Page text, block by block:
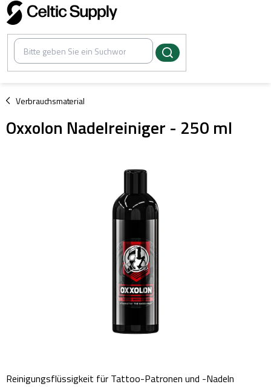
Zum
Inhalt
springen
Verbrauchsmaterial
/
Oxxolon Nadelreiniger - 250 ml
Reinigungsflüssigkeit für Tattoo-Patronen und -Nadeln